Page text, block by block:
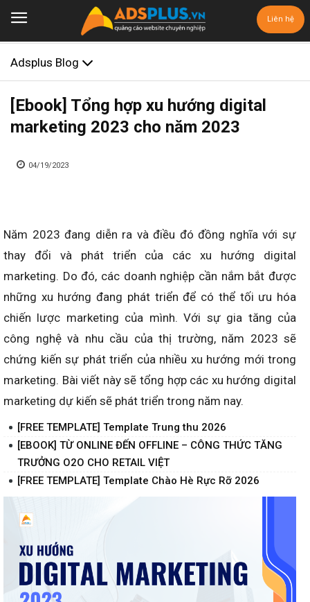
Liên hệ
Adsplus Blog
[Ebook] Tổng hợp xu hướng digital
marketing 2023 cho năm 2023
04/19/2023
Năm 2023 đang diễn ra và điều đó đồng nghĩa với sự
thay đổi và phát triển của các xu hướng digital
marketing. Do đó, các doanh nghiệp cần nắm bắt được
những xu hướng đang phát triển để có thể tối ưu hóa
chiến lược marketing của mình. Với sự gia tăng của
công nghệ và nhu cầu của thị trường, năm 2023 sẽ
chứng kiến sự phát triển của nhiều xu hướng mới trong
marketing. Bài viết này sẽ tổng hợp các xu hướng digital
marketing dự kiến sẽ phát triển trong năm nay.
[FREE TEMPLATE] Template Trung thu 2026
[EBOOK] TỪ ONLINE ĐẾN OFFLINE – CÔNG THỨC TĂNG
TRƯỞNG O2O CHO RETAIL VIỆT
[FREE TEMPLATE] Template Chào Hè Rực Rỡ 2026